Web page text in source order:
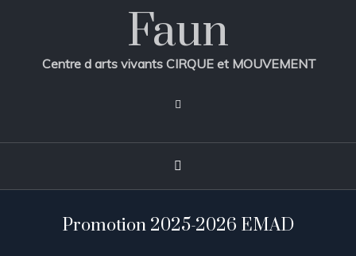
Faun
Centre d arts vivants CIRQUE et MOUVEMENT
Promotion 2025-2026 EMAD